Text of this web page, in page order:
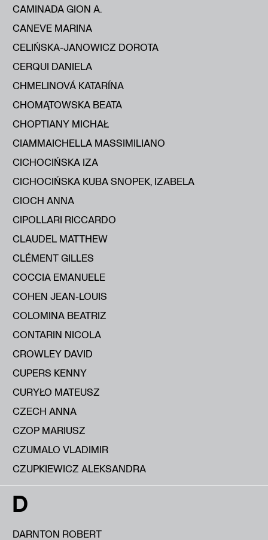
CAMINADA GION A.
CANEVE MARINA
CELIŃSKA-JANOWICZ DOROTA
CERQUI DANIELA
CHMELINOVÁ KATARÍNA
CHOMĄTOWSKA BEATA
CHOPTIANY MICHAŁ
CIAMMAICHELLA MASSIMILIANO
CICHOCIŃSKA IZA
CICHOCIŃSKA KUBA SNOPEK, IZABELA
CIOCH ANNA
CIPOLLARI RICCARDO
CLAUDEL MATTHEW
CLÉMENT GILLES
COCCIA EMANUELE
COHEN JEAN-LOUIS
COLOMINA BEATRIZ
CONTARIN NICOLA
CROWLEY DAVID
CUPERS KENNY
CURYŁO MATEUSZ
CZECH ANNA
CZOP MARIUSZ
CZUMALO VLADIMIR
CZUPKIEWICZ ALEKSANDRA
D
DARNTON ROBERT